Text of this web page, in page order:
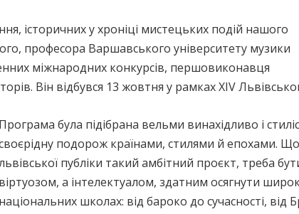
історичних у хроніці мистецьких подій нашого
професора Варшавського університету музики
міжнародних конкурсів, першовиконавця
Він відбувся 13 жовтня у рамках XIV
Програма була підібрана вельми винахідливо і
подорож країнами, стилями й епохами.
публіки такий амбітний проєкт, треба
віртуозом, а інтелектуалом, здатним осягнути
національних школах: від бароко до сучасності, від